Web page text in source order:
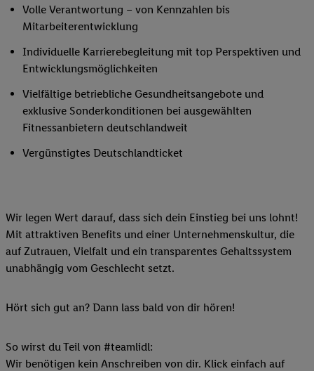
Volle Verantwortung – von Kennzahlen bis
Mitarbeiterentwicklung
Individuelle Karrierebegleitung mit top Perspektiven und
Entwicklungsmöglichkeiten
Vielfältige betriebliche Gesundheitsangebote und
exklusive Sonderkonditionen bei ausgewählten
Fitnessanbietern deutschlandweit
Vergünstigtes Deutschlandticket
Wir legen Wert darauf, dass sich dein Einstieg bei uns lohnt!
Mit attraktiven Benefits und einer Unternehmenskultur, die
auf Zutrauen, Vielfalt und ein transparentes Gehaltssystem
unabhängig vom Geschlecht setzt.
Hört sich gut an? Dann lass bald von dir hören!
So wirst du Teil von #teamlidl:
Wir benötigen kein Anschreiben von dir. Klick einfach auf